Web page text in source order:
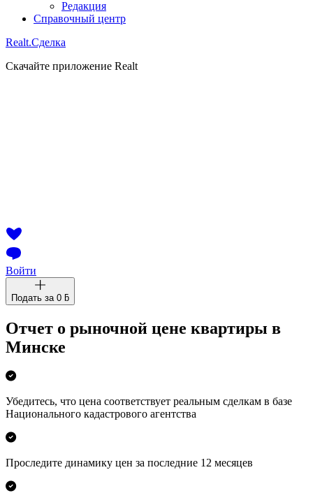
Редакция
Справочный центр
Realt.Сделка
Скачайте приложение Realt
Войти
Подать за 0 ƃ
Отчет о рыночной цене квартиры в
Минске
Убедитесь, что цена соответствует реальным сделкам в базе
Национального кадастрового агентства
Проследите динамику цен за последние 12 месяцев